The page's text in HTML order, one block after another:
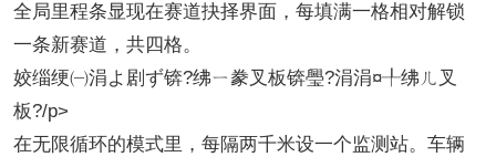
全局里程条显现在赛道抉择界面，每填满一格相对解锁
一条新赛道，共四格。
姣缁绠㈠涓よ剧ず锛?绋ㄧ豢叉板锛璺?涓涓¤╀绋ㄦ叉
板?/p>
在无限循环的模式里，每隔两千米设一个监测站。车辆